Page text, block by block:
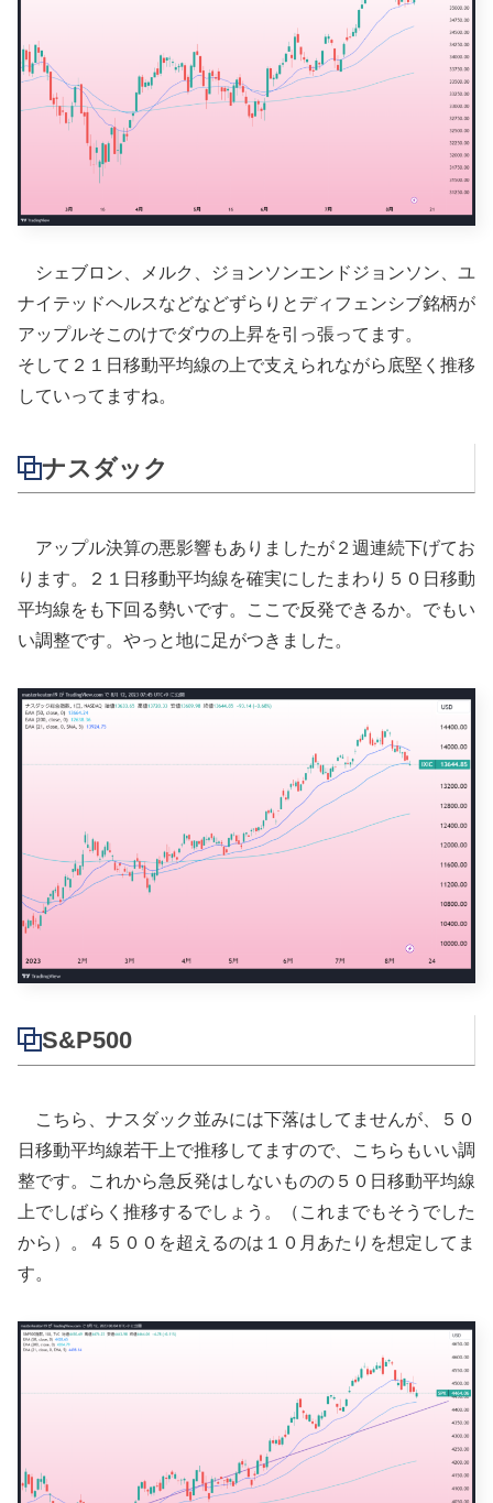
シェブロン、メルク、ジョンソンエンドジョンソン、ユ
ナイテッドヘルスなどなどずらりとディフェンシブ銘柄が
アップルそこのけでダウの上昇を引っ張ってます。
そして２１日移動平均線の上で支えられながら底堅く推移
していってますね。
ナスダック
アップル決算の悪影響もありましたが２週連続下げてお
ります。２１日移動平均線を確実にしたまわり５０日移動
平均線をも下回る勢いです。ここで反発できるか。でもい
い調整です。やっと地に足がつきました。
S&P500
こちら、ナスダック並みには下落はしてませんが、５０
日移動平均線若干上で推移してますので、こちらもいい調
整です。これから急反発はしないものの５０日移動平均線
上でしばらく推移するでしょう。（これまでもそうでした
から）。４５００を超えるのは１０月あたりを想定してま
す。